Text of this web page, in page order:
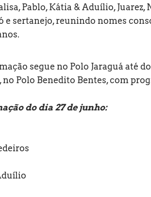
Pablo, Kátia & Aduílio,
e sertanejo, reunindo nomes
segue no Polo Jaraguá até
no Polo Benedito Bentes, com
do dia 27 de junho: